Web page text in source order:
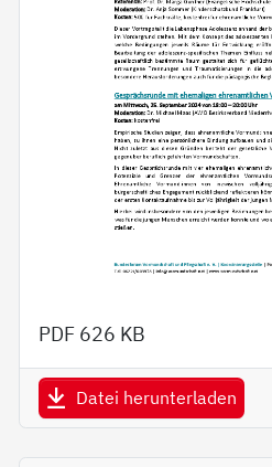
PDF 626 KB
Datei herunterladen